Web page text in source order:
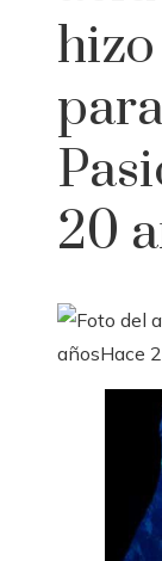
20
añosHace